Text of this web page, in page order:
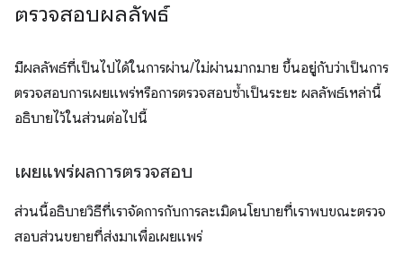
ตรวจสอบผลลัพธ์
มีผลลัพธ์ที่เป็นไปได้ในการผ่าน/ไม่ผ่านมากมาย ขึ้นอยู่กับว่าเป็นการ
ตรวจสอบการเผยแพร่หรือการตรวจสอบซ้ำเป็นระยะ ผลลัพธ์เหล่านี้
อธิบายไว้ในส่วนต่อไปนี้
เผยแพร่ผลการตรวจสอบ
ส่วนนี้อธิบายวิธีที่เราจัดการกับการละเมิดนโยบายที่เราพบขณะตรวจ
สอบส่วนขยายที่ส่งมาเพื่อเผยแพร่